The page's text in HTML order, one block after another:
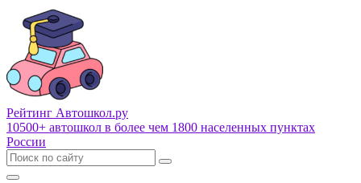
Рейтинг Автошкол.ру
10500+ автошкол в более чем 1800 населенных пунктах
России